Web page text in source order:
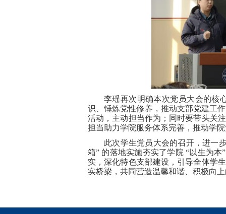
李瑶再次明确本次党员大会的核
识、锤炼党性修养，推动支部党建工
活动，主动担当作为；同时要带头关
担当助力学院服务体系完善，推动学
此次学生党员大会的召开，进一
箱” 的落地实施夯实了学院 “以生为
实，深化特色支部建设，引导全体学
实桥梁，共同营造温馨和谐、积极向